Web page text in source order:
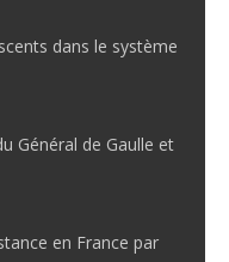
dans le système
Général de Gaulle et
en France par